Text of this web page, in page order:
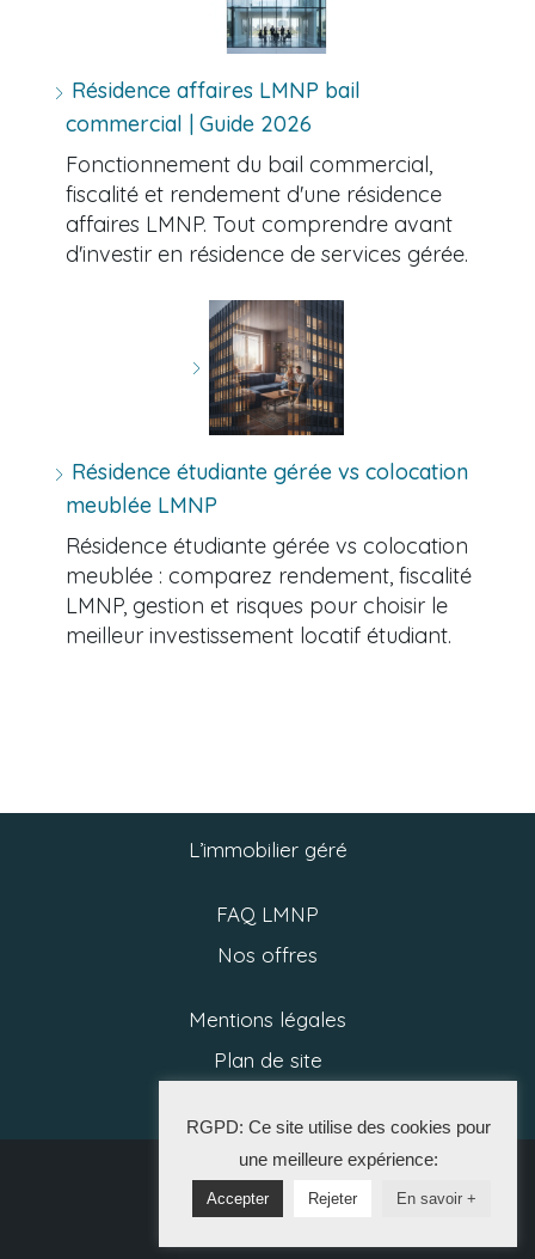
Résidence affaires LMNP bail
commercial | Guide 2026
Fonctionnement du bail commercial,
fiscalité et rendement d'une résidence
affaires LMNP. Tout comprendre avant
d'investir en résidence de services gérée.
Résidence étudiante gérée vs colocation
meublée LMNP
Résidence étudiante gérée vs colocation
meublée : comparez rendement, fiscalité
LMNP, gestion et risques pour choisir le
meilleur investissement locatif étudiant.
L’immobilier géré
FAQ LMNP
Nos offres
Mentions légales
Plan de site
2025 CGP
RGPD: Ce site utilise des cookies pour
une meilleure expérience:
Accepter Rejeter En savoir +